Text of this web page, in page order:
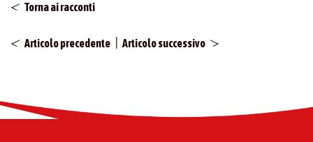
Torna ai racconti
Articolo precedente Articolo successivo